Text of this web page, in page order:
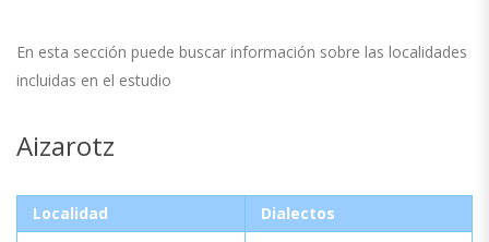
En esta sección puede buscar información sobre las localidades
incluidas en el estudio
Aizarotz
Localidad Dialectos